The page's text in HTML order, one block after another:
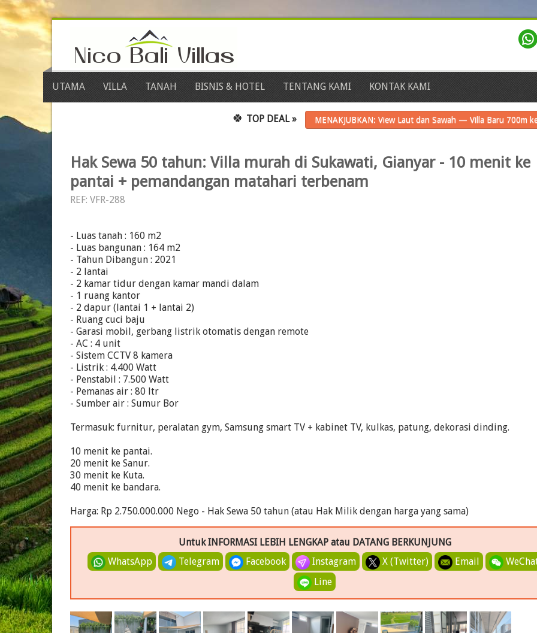
UTAMA VILLA TANAH BISNIS & HOTEL TENTANG KAMI KONTAK KAMI
🍀 TOP DEAL » MENAKJUBKAN: View Laut dan Sawah — Villa Baru 700m
Hak Sewa 50 tahun: Villa murah di Sukawati, Gianyar - 10 menit ke
pantai + pemandangan matahari terbenam
REF: VFR-288
- Luas tanah : 160 m2
- Luas bangunan : 164 m2
- Tahun Dibangun : 2021
- 2 lantai
- 2 kamar tidur dengan kamar mandi dalam
- 1 ruang kantor
- 2 dapur (lantai 1 + lantai 2)
- Ruang cuci baju
- Garasi mobil, gerbang listrik otomatis dengan remote
- AC : 4 unit
- Sistem CCTV 8 kamera
- Listrik : 4.400 Watt
- Penstabil : 7.500 Watt
- Pemanas air : 80 ltr
- Sumber air : Sumur Bor
Termasuk: furnitur, peralatan gym, Samsung smart TV + kabinet TV, kulkas, patung, dekorasi dinding.
10 menit ke pantai.
20 menit ke Sanur.
30 menit ke Kuta.
40 menit ke bandara.
Harga: Rp 2.750.000.000 Nego - Hak Sewa 50 tahun (atau Hak Milik dengan harga yang sama)
Untuk INFORMASI LEBIH LENGKAP atau DATANG BERKUNJUNG
WhatsApp
Telegram Facebook Instagram X (Twitter) Email
Line